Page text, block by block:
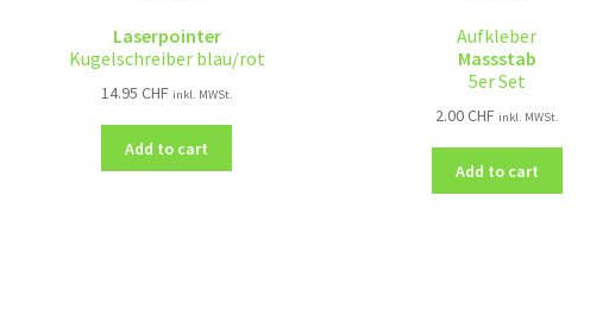
Laserpointer
Kugelschreiber blau/rot
14.95 CHF inkl. MWSt.
Add to cart
Aufkleber
Massstab
5er Set
2.00CHF inkl. MWSt.
Add to cart